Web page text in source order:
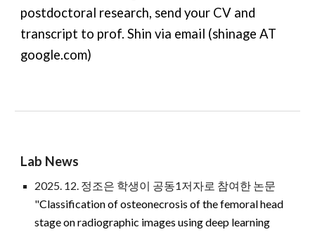
postdoctoral research, send your CV and
transcript to prof. Shin via email (shinage AT
google.com)
Lab News
2025. 12. 정조은 학생이 공동1저자로 참여한 논문
"Classification of osteonecrosis of the femoral head
stage on radiographic images using deep learning